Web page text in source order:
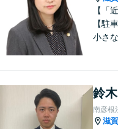
ます。
【「
【駐
小さ
相談
鈴
南彦根
滋